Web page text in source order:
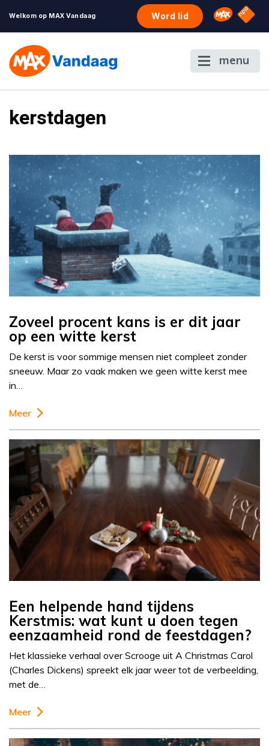
Welkom op MAX Vandaag Word lid Omroep
NPO
menu
kerstdagen
Zoveel procent kans is er dit jaar
op een witte kerst
De kerst is voor sommige mensen niet compleet zonder
sneeuw. Maar zo vaak maken we geen witte kerst mee
in…
Meer
Een helpende hand tijdens
Kerstmis: wat kunt u doen tegen
eenzaamheid rond de feestdagen?
Het klassieke verhaal over Scrooge uit A Christmas Carol
(Charles Dickens) spreekt elk jaar weer tot de verbeelding,
met de…
Meer